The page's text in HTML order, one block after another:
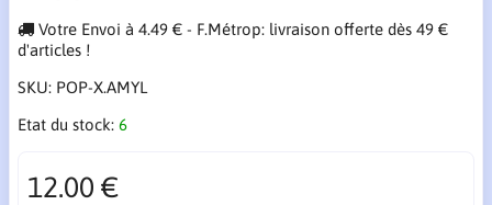
Votre Envoi à 4.49 € - F.Métrop: livraison offerte dès 49 €
d'articles !
SKU: POP-X.AMYL
Etat du stock: 6
12.00 €